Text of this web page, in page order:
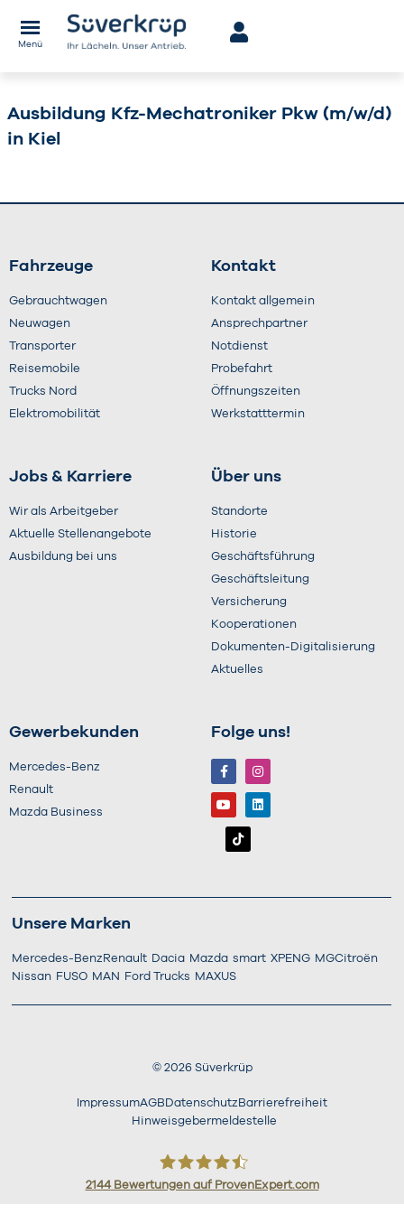
Menü
Ausbildung Kfz-Mechatroniker Pkw (m/w/d)
in Kiel
Fahrzeuge
Gebrauchtwagen
Neuwagen
Transporter
Reisemobile
Trucks Nord
Elektromobilität
Kontakt
Kontakt allgemein
Ansprechpartner
Notdienst
Probefahrt
Öffnungszeiten
Werkstatttermin
Jobs & Karriere
Wir als Arbeitgeber
Aktuelle Stellenangebote
Ausbildung bei uns
Über uns
Standorte
Historie
Geschäftsführung
Geschäftsleitung
Versicherung
Kooperationen
Dokumenten-Digitalisierung
Aktuelles
Gewerbekunden
Mercedes-Benz
Renault
Mazda Business
Folge uns!
Unsere Marken
Mercedes-Benz Renault Dacia Mazda smart XPENG MGCitroën
Nissan FUSO MAN Ford Trucks MAXUS
© 2026Süverkrüp
ImpressumAGB Datenschutz Barrierefreiheit
Hinweisgebermeldestelle
2144Bewertungen auf ProvenExpert.com